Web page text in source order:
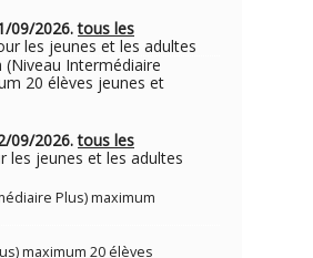
09/2026.tous les
les jeunes et les adultes
(Niveau Intermédiaire
20 élèves jeunes et
09/2026.tous les
les jeunes et les adultes
Plus) maximum
maximum 20 élèves